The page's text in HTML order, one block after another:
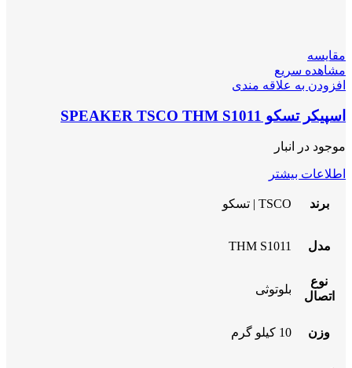
مقایسه
مشاهده سریع
افزودن به علاقه مندی
اسپیکر تسکو SPEAKER TSCO THM S1011
موجود در انبار
اطلاعات بیشتر
برند TSCO | تسکو
مدل THM S1011
نوع
اتصال
بلوتوثی
وزن 10 کیلو گرم